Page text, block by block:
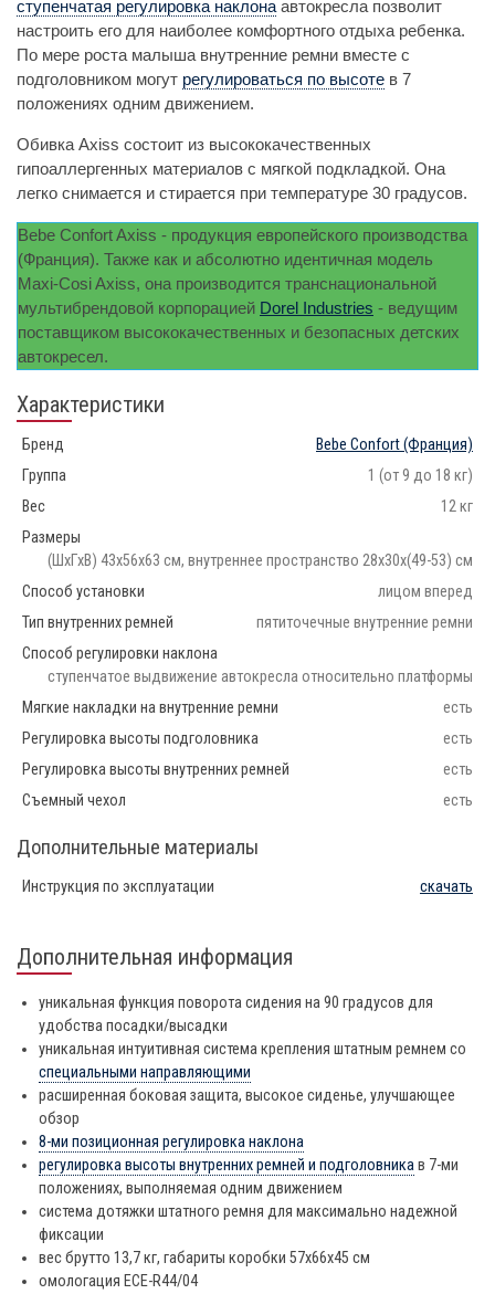
ступенчатая регулировка наклона автокресла позволит
настроить его для наиболее комфортного отдыха ребенка.
По мере роста малыша внутренние ремни вместе с
подголовником могут регулироваться по высоте в 7
положениях одним движением.
Обивка Axiss состоит из высококачественных
гипоаллергенных материалов с мягкой подкладкой. Она
легко снимается и стирается при температуре 30 градусов.
Bebe Confort Axiss - продукция европейского производства
(Франция). Также как и абсолютно идентичная модель
Maxi-Cosi Axiss, она производится транснациональной
мультибрендовой корпорацией Dorel Industries - ведущим
поставщиком высококачественных и безопасных детских
автокресел.
Характеристики
Бренд Bebe Confort(Франция)
Группа
1 (от 9 до 18 кг)
Вес
12 кг
Размеры
(ШхГхВ) 43х56х63 см, внутреннее пространство 28х30х(49-53) см
Способ установки
лицом вперед
Тип внутренних ремней
пятиточечные внутренние ремни
Способ регулировки наклона
ступенчатое выдвижение автокресла относительно платформы
Мягкие накладки на внутренние ремни
есть
Регулировка высоты подголовника
есть
Регулировка высоты внутренних ремней
есть
Съемный чехол
есть
Дополнительные материалы
Инструкция по эксплуатации скачать
Дополнительная информация
уникальная функция поворота сидения на 90 градусов для
удобства посадки/высадки
уникальная интуитивная система крепления штатным ремнем со
специальными направляющими
расширенная боковая защита, высокое сиденье, улучшающее
обзор
8-ми позиционная регулировка наклона
регулировка высоты внутренних ремней и подголовникав 7-ми
положениях, выполняемая одним движением
система дотяжки штатного ремня для максимально надежной
фиксации
вес брутто 13,7 кг, габариты коробки 57х66х45 см
омологация ECE-R44/04